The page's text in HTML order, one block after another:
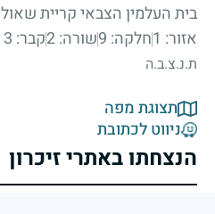
בית העלמין הצבאי קריית שאול
אזור: 1
חלקה: 9 שורה: 2 קבר: 3
ת.נ.צ.ב.ה
תצוגת מפה
ניווט לכתובת
הנצחתו באתרי זיכרון